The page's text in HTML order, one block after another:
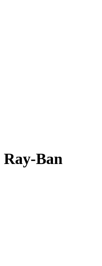
Ban